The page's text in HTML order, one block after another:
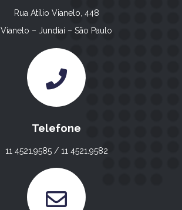
Rua Atílio Vianelo, 448
Vianelo – Jundiaí – São Paulo
Telefone
11 4521.9585 / 11 4521.9582